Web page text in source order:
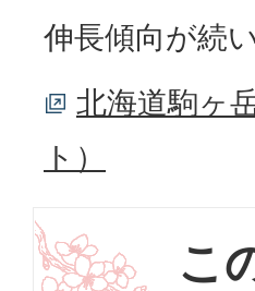
伸長傾向が続
北海道駒ヶ
ト）
こ